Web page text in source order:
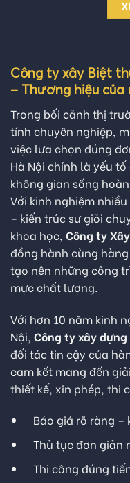
Công ty xây Biệt
– Thương hiệu
Trong bối cảnh thị
tính chuyên nghiệp,
việc lựa chọn đúng
Hà Nội chính là yếu
không gian sống
Với kinh nghiệm
– kiến trúc sư giỏi
khoa học, Công ty
đồng hành cùng
tạo nên những công
mực chất lượng.
Với hơn 10 năm kinh
Nội, Công ty xây
đối tác tin cậy của
cam kết mang đến
thiết kế, xin phép, thi
Báo giá rõ ràng –
Thủ tục đơn giản
Thi công đúng